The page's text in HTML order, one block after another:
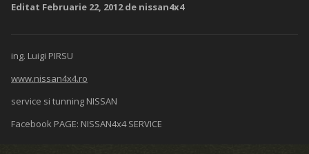
Editat Februarie 22, 2012de nissan4x4
ing. Luigi PIRSU
www.nissan4x4.ro
service si tunning NISSAN
Facebook PAGE: NISSAN4x4 SERVICE